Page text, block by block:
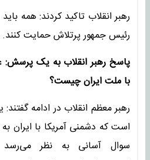
رهبر انقلاب تاکید کردند: همه
رئیس جمهور پرتلاش حمایت کنند.
پاسخ رهبر انقلاب به یک پرسش:
با ملت ایران چیست؟
رهبر معظم انقلاب در ادامه
است که دشمنی آمریکا با ایران
سوال آسانی به نظر